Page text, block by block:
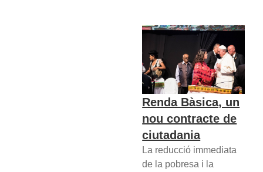
Renda Bàsica, un
nou contracte de
ciutadania
La reducció immediata
de la pobresa i la